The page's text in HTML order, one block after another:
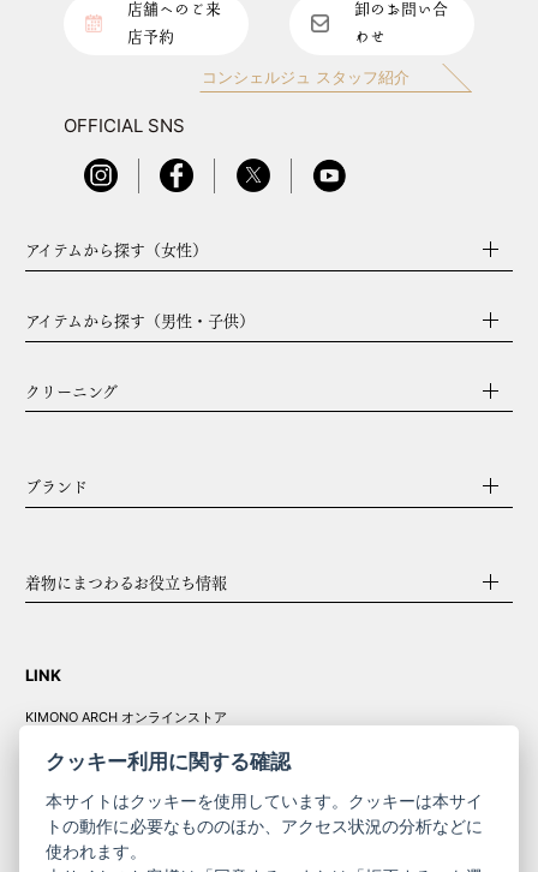
店舗へのご来
店予約
卸のお問い合
わせ
コンシェルジュ スタッフ紹介
OFFICIAL SNS
アイテムから探す（女性）
アイテムから探す（男性・子供）
クリーニング
ブランド
着物にまつわるお役立ち情報
LINK
KIMONO ARCH オンラインストア
クッキー利用に関する確認
本サイトはクッキーを使用しています。クッキーは本サイ
トの動作に必要なもののほか、アクセス状況の分析などに
使われます。